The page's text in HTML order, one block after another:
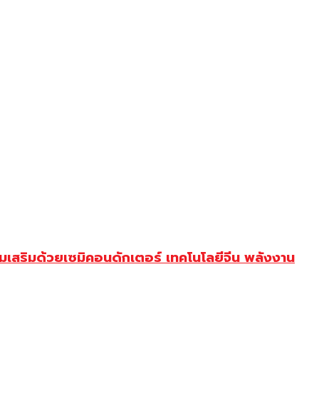
ริมด้วยเซมิคอนดักเตอร์ เทคโนโลยีจีน พลังงาน